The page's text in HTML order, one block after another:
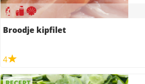
Broodje kipfilet
4